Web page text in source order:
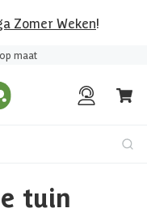
Zomer Weken!
tuin